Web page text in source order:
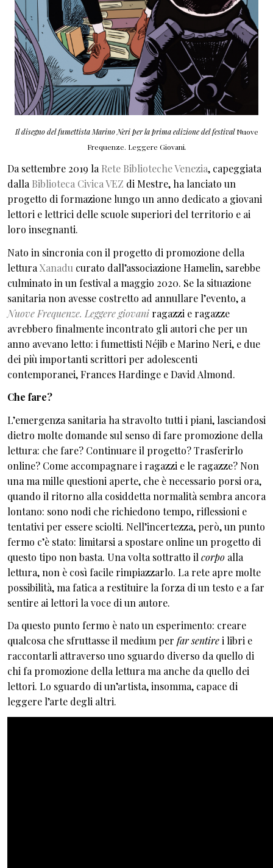
Il disegno del fumettista Marino Neri per la prima edizione del festivalNuove
Frequenze. Leggere Giovani.
Da settembre 2019 la Rete Biblioteche Venezia, capeggiata
dalla Biblioteca Civica VEZ di Mestre, ha lanciato un
progetto di formazione lungo un anno dedicato a giovani
lettori e lettrici delle scuole superiori del territorio e ai
loro insegnanti.
Nato in sincronia con il progetto di promozione della
lettura Xanadu curato dall’associazione Hamelin, sarebbe
culminato in un festival a maggio 2020. Se la situazione
sanitaria non avesse costretto ad annullare l’evento, a
Nuove Frequenze. Leggere giovani ragazzi e ragazze
avrebbero finalmente incontrato gli autori che per un
anno avevano letto: i fumettisti Néjib e Marino Neri, e due
dei più importanti scrittori per adolescenti
contemporanei, Frances Hardinge e David Almond.
Che fare?
L’emergenza sanitaria ha stravolto tutti i piani, lasciandosi
dietro molte domande sul senso di fare promozione della
lettura: che fare? Continuare il progetto? Trasferirlo
online? Come accompagnare i ragazzi e le ragazze? Non
una ma mille questioni aperte, che è necessario porsi ora,
quando il ritorno alla cosiddetta normalità sembra ancora
lontano: sono nodi che richiedono tempo, riflessioni e
tentativi per essere sciolti. Nell’incertezza, però, un punto
fermo c’è stato: limitarsi a spostare online un progetto di
questo tipo non basta. Una volta sottratto il corpo alla
lettura, non è così facile rimpiazzarlo. La rete apre molte
possibilità, ma fatica a restituire la forza di un testo e a far
sentire ai lettori la voce di un autore.
Da questo punto fermo è nato un esperimento: creare
qualcosa che sfruttasse il medium per far sentirei libri e
raccontarli attraverso uno sguardo diverso da quello di
chi fa promozione della lettura ma anche da quello dei
lettori. Lo sguardo di un’artista, insomma, capace di
leggere l’arte degli altri.